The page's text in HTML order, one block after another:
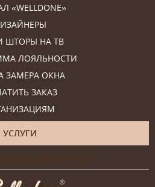
«WELLDONE»
ШТОРЫ НА ТВ
ЛОЯЛЬНОСТИ
ЗАМЕРА ОКНА
ЗАКАЗ
УСЛУГИ
дизайнера